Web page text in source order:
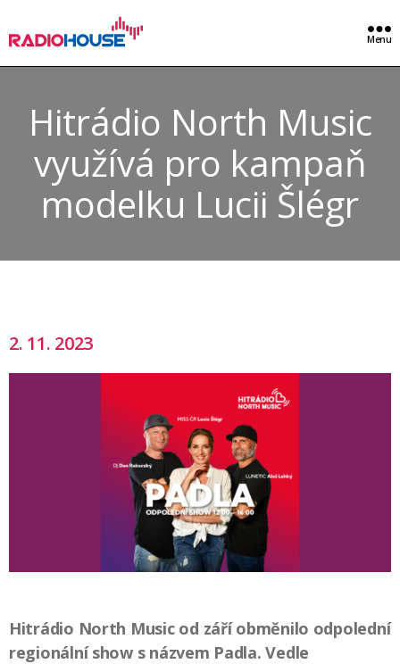
Menu
Hitrádio North Music
využívá pro kampaň
modelku Lucii Šlégr
2. 11. 2023
Hitrádio North Music od září obměnilo odpolední
regionální show s názvem Padla. Vedle